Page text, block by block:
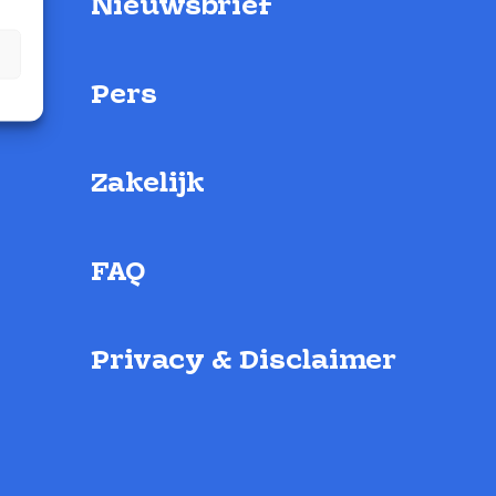
Nieuwsbrief
Pers
Zakelijk
FAQ
Privacy & Disclaimer